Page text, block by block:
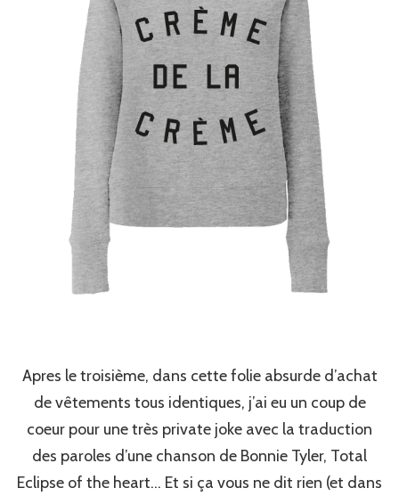
Apres le troisième, dans cette folie absurde d’achat
de vêtements tous identiques, j’ai eu un coup de
coeur pour une très private joke avec la traduction
des paroles d’une chanson de Bonnie Tyler, Total
Eclipse of the heart… Et si ça vous ne dit rien (et dans